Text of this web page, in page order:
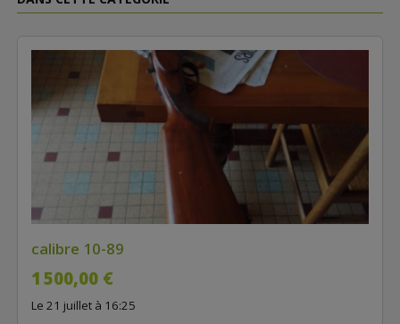
calibre 10-89
1 500,00 €
Le 21 juillet à 16:25